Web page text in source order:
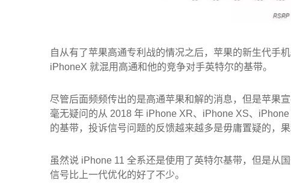
自从有了苹果高通专利战的情况之后，苹果的新生代手
iPhoneX 就混用高通和他的竞争对手英特尔的基带。
尽管后面频频传出的是高通苹果和解的消息，但是苹果
毫无疑问的从 2018 年 iPhone XR、iPhone XS、
的基带，投诉信号问题的反馈越来越多是毋庸置疑的，
虽然说 iPhone 11 全系还是使用了英特尔基带，但是从
信号比上一代优化的好了不少。